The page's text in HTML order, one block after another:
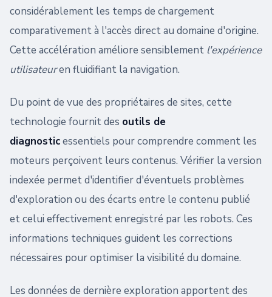
considérablement les temps de chargement
comparativement à l'accès direct au domaine d'origine.
Cette accélération améliore sensiblement l'expérience
utilisateuren fluidifiant la navigation.
Du point de vue des propriétaires de sites, cette
technologie fournit des outils de
diagnosticessentiels pour comprendre comment les
moteurs perçoivent leurs contenus. Vérifier la version
indexée permet d'identifier d'éventuels problèmes
d'exploration ou des écarts entre le contenu publié
et celui effectivement enregistré par les robots. Ces
informations techniques guident les corrections
nécessaires pour optimiser la visibilité du domaine.
Les données de dernière exploration apportent des